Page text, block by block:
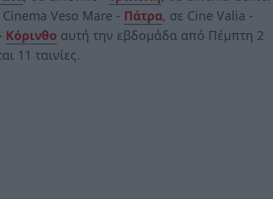
Cinema Veso Mare - Πάτρα, σε Cine Valia -
Κόρινθο αυτή την εβδομάδα από Πέμπτη 2
11 ταινίες.